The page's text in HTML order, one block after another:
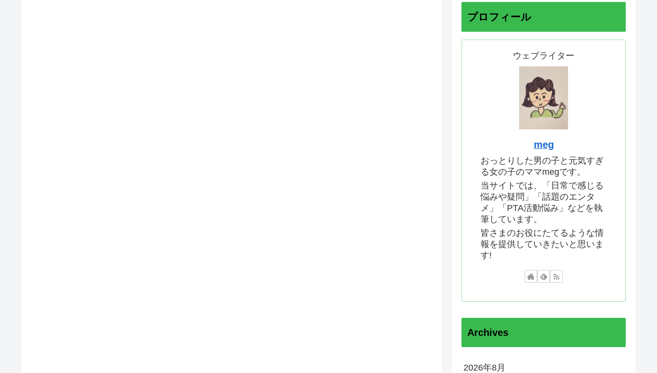
プロフィール
ウェブライター
meg
おっとりした男の子と元気すぎ
る女の子のママmegです。
当サイトでは、「日常で感じる
悩みや疑問」「話題のエンタ
メ」「PTA活動悩み」などを執
筆しています。
皆さまのお役にたてるような情
報を提供していきたいと思いま
す!
Archives
2026年8月